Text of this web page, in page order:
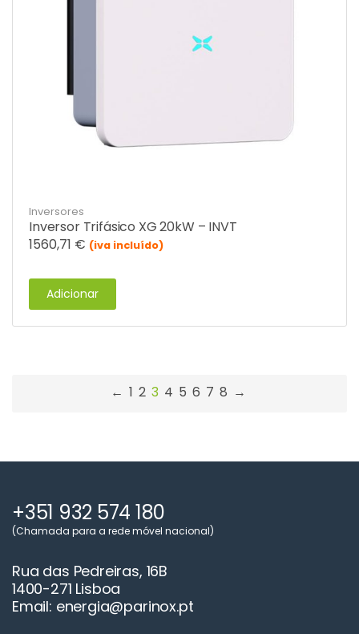
Inversores
Inversor Trifásico XG 20kW – INVT
1560,71 € (iva incluído)
Adicionar
← 1 2 3 4 5 6 7 8 →
+351 932 574 180
(Chamada para a rede móvel nacional)
Rua das Pedreiras, 16B
1400-271 Lisboa
Email: energia@parinox.pt